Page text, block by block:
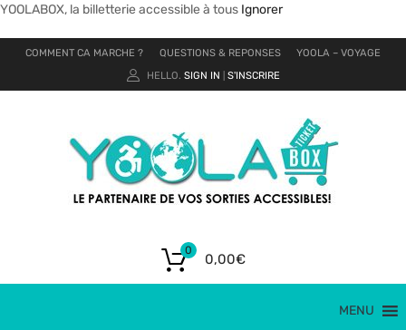
YOOLABOX, la billetterie accessible à tous Ignorer
COMMENT CA MARCHE ? QUESTIONS & REPONSES
YOOLA – VOYAGE
HELLO. SIGN IN S'INSCRIRE
0,00€
0
MENU